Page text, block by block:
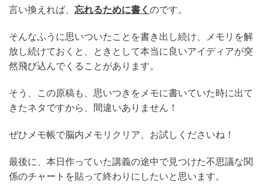
言い換えれば、 忘れるために書く のです。
そんなふうに思いついたことを書き出し続け、メモリを解
放し続けておくと、ときとして本当に良いアイディアが突
然飛び込んでくることがあります。
そう、この原稿も、思いつきをメモに書いていた時に出て
きたネタですから、間違いありません！
ぜひメモ帳で脳内メモリクリア、お試しくださいね！
最後に、本日作っていた講義の途中で見つけた不思議な関
係のチャートを貼って終わりにしたいと思います。